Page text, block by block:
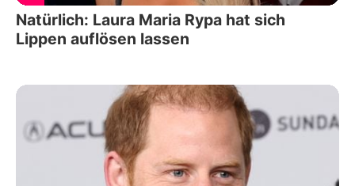
Natürlich: Laura Maria Rypa hat sich
Lippen auflösen lassen